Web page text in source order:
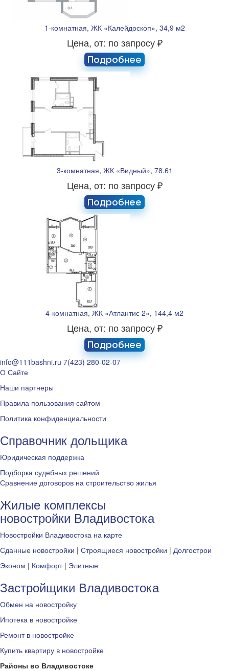
1-комнатная, ЖК «Калейдоскоп», 34,9 м2
Цена, от: по запросу ₽
Подробнее
3-комнатная, ЖК «Видный», 78.61
Цена, от: по запросу ₽
Подробнее
4-комнатная, ЖК «Атлантис 2», 144,4 м2
Цена, от: по запросу ₽
Подробнее
info@111bashni.ru 7(423) 280-02-07
О Сайте
Наши партнеры
Правила пользования сайтом
Политика конфиденциальности
Справочник дольщика
Юридическая поддержка
Подборка судебных решений
Сравнение договоров на строительство жилья
Жилые комплексы
новостройки Владивостока
Новостройки Владивостока на карте
Сданные новостройки | Строящиеся новостройки | Долгострои
Эконом | Комфорт| Элитные
Застройщики Владивостока
Обмен на новостройку
Ипотека в новостройке
Ремонт в новостройке
Купить квартиру в новостройке
Районы во Владивостоке